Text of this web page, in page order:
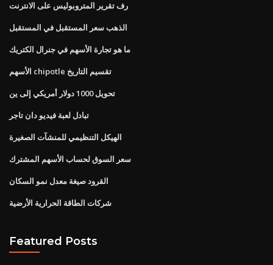
رف تقرير المتروبوليس على الانترنت
الذهب سعر المستقبل في المستقبل
ما هو تجارة الأسهم في جنرال الكتريك
الأسهم chipotle تقسيم التاريخ
تحويل 1000 دولار أمريكي إلى ين
تبادل لعبة فيديو دان تاجر
الهيكل التنظيمي للمنشآت الصغيرة
سعر السوق لحساب الأسهم المشترك
القرود صيغة معدل نمو السكان
شركات الطاقة الحرارية الأرضية
Featured Posts